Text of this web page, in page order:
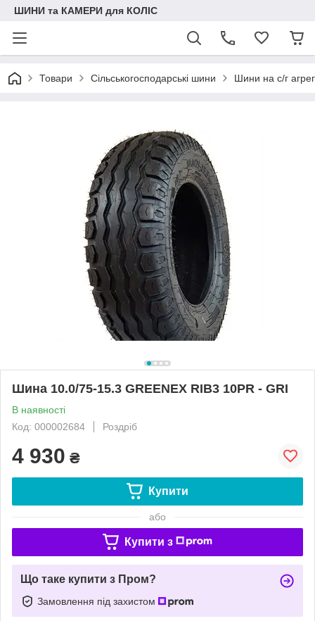
ШИНИ та КАМЕРИ для КОЛІС
Товари Сільськогосподарські шини Шини на с/г
Шина 10.0/75-15.3 GREENEX RIB3 10PR - GRI
В наявності
Код: 000002684
Роздріб
4 930 ₴
Купити
або
Купити з
Що таке купити з Пром?
Замовлення під захистом